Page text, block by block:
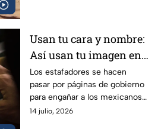
Usan tu cara y nombre:
Así usan tu imagen en
redes sociales para
hacer fraudes en
México
Los estafadores se hacen
pasar por páginas de gobierno
para engañar a los mexicanos y
quitarles su dinero; esta es la
14 julio, 2026